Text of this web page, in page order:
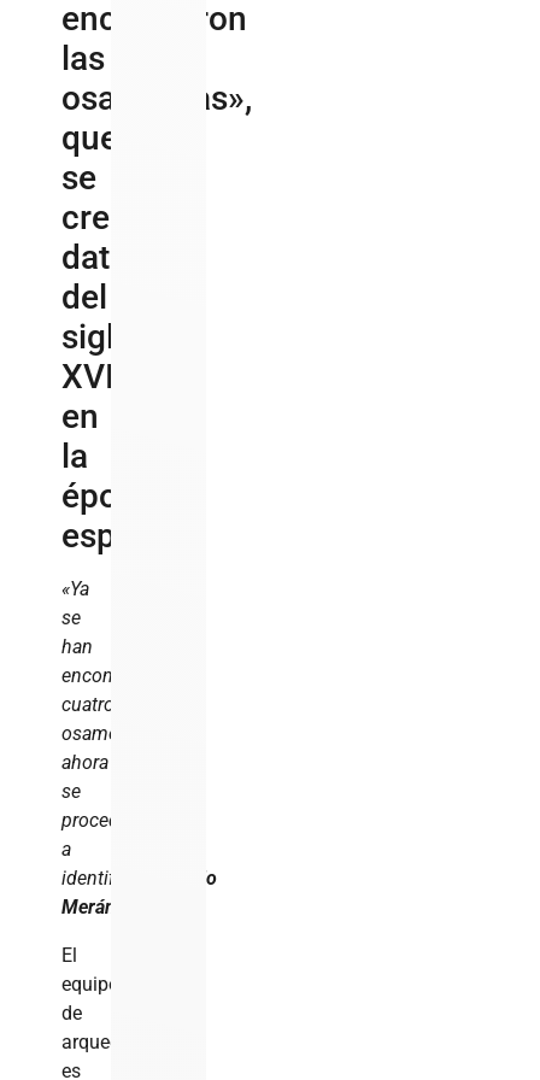
encontraron
las
osamentas»,
que
se
cree
datan
del
siglo
XVI,
en
la
época
española.
«Ya
se
han
encontrado
cuatro
osamentas,
ahora
se
procederá
a
identificarlas»,
dijo
Merán.
El
equipo
de
arqueólogos
es